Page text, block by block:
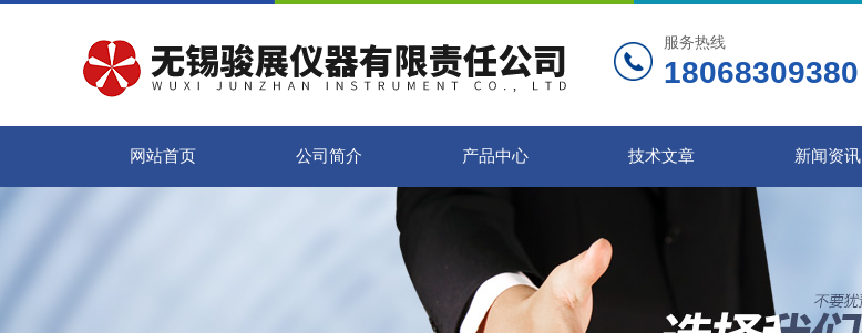
服务热线
18068309380
网站首页 公司简介 产品中心 技术文章 新闻资讯